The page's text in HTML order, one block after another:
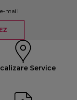
mail
Service